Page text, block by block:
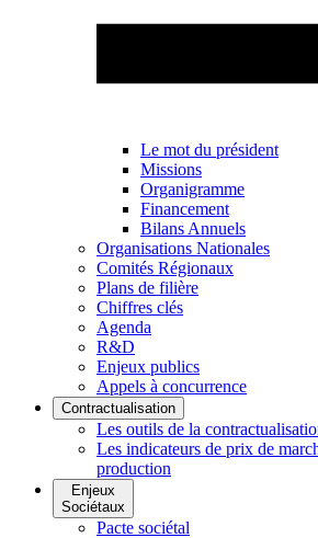
Le mot du président
Missions
Organigramme
Financement
Bilans Annuels
Organisations Nationales
Comités Régionaux
Plans de filière
Chiffres clés
Agenda
R&D
Enjeux publics
Appels à concurrence
Contractualisation
Les outils de la
Les indicateurs de prix de
production
Enjeux
Sociétaux
Pacte sociétal